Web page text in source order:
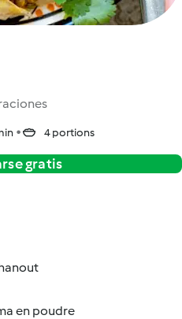
4 portions
gratis
en poudre